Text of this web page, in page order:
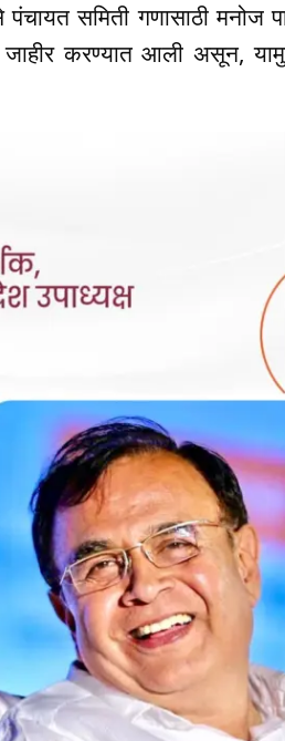
समिती गणासाठी मनोज
जाहीर करण्यात आली असून,